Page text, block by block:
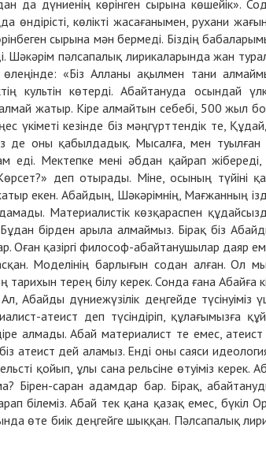
да дүниенің көрінген сырына көшейік».
өндірісті, көлікті жасағанымен, рухани
сырына мән бермеді. Біздің
Шәкәрім пәлсапалық лирикаларында жан
«Біз Алланы ақылмен тани
культін көтерді. Абайтануда осындай
алмай жатыр. Кіре алмайтын себебі, 500 жыл
үкіметі кезінде біз мәңгүрттендік те,
де оны қабылдадық. Мысалға, мен туылған
еді. Мектепке мені әбдан қайрап жібереді,
деп отырады. Міне, осының түйіні
екен. Абайдың, Шәкәрімнің, Мағжанның
Материалистік көзқараспен
Бұдан бірден арыла алмаймыз. Бірақ біз
қазіргі философ-абайтанушылар даяр
Моделінің барлығын содан алған. Ол
терең білу керек. Сонда ғана Абайға
дүниежүзілік деңгейде түсінуіміз
атеист деп түсіндіріп, құлағымызға
алмады. Абай материалист те емес, атеист
атеист дей аламыз. Енді оны саяси
қойып, ұлы сана рельсіне өтуіміз керек.
саран адамдар бар. Бірақ,
білеміз. Абай тек қана қазақ емес, бүкіл
өте биік деңгейге шыққан. Пәлсапалық